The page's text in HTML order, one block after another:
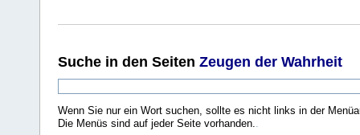
Suche in den Seiten Zeugen der Wahrheit
Wenn Sie nur ein Wort suchen, sollte es nicht links in der
Die Menüs sind auf jeder Seite vorhanden.